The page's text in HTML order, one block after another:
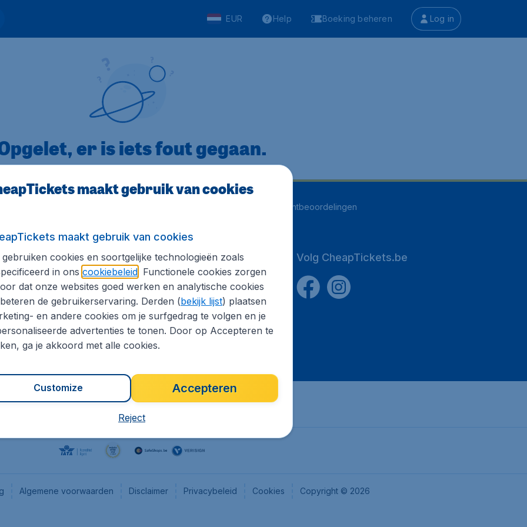
EUR Help Boeking beheren Log in
er is iets fout gegaan.
klantbeoordelingen
informatie
Internationale sites
Flugladen.de
CheapTickets.ch
CheapTickets.nl
CheapTickets.sg
Volg CheapTickets.be
Algemene voorwaarden Disclaimer Privacybeleid Cookies Copyright © 2026
maakt gebruik van cookies
maakt gebruik van cookies
gebruiken cookies en soortgelijke technologieën zoals
in ons cookiebeleid. Functionele cookies zorgen
dat onze websites goed werken en analytische cookies
de gebruikerservaring. Derden (bekijk lijst) plaatsen
en andere cookies om je surfgedrag te volgen en je
advertenties te tonen. Door op Accepteren te
ga je akkoord met alle cookies.
Accepteren
Customize
Reject